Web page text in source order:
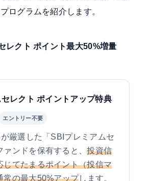
ログラムを紹介します。
レクト ポイント最大50%増量
レクト ポイントアップ特典
エントリー不要
厳選した「SBIプレミアムセ
ァンドを保有すると、投資信
じてたまるポイント（投信マ
常の最大50%アップします。